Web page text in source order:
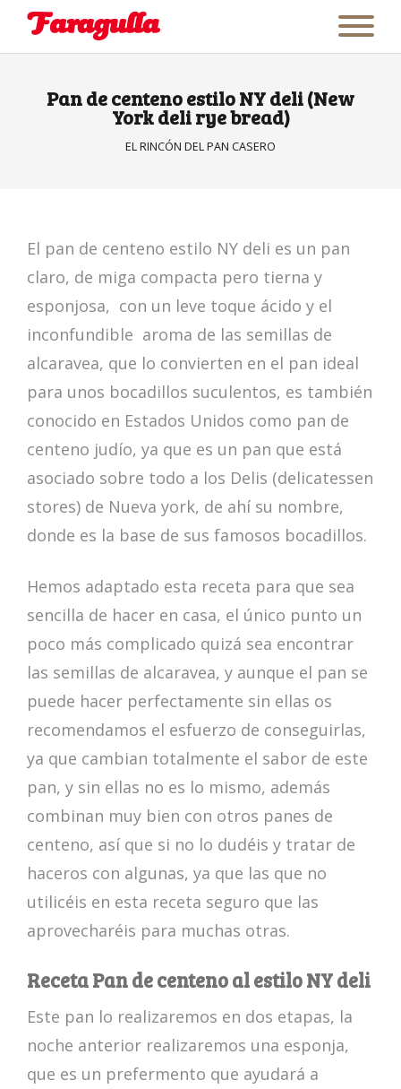
Pan de centeno estilo NY deli (New
York deli rye bread)
EL RINCÓN DEL PAN CASERO
El pan de centeno estilo NY deli es un pan
claro, de miga compacta pero tierna y
esponjosa, con un leve toque ácido y el
inconfundible aroma de las semillas de
alcaravea, que lo convierten en el pan ideal
para unos bocadillos suculentos, es también
conocido en Estados Unidos como pan de
centeno judío, ya que es un pan que está
asociado sobre todo a los Delis (delicatessen
stores) de Nueva york, de ahí su nombre,
donde es la base de sus famosos bocadillos.
Hemos adaptado esta receta para que sea
sencilla de hacer en casa, el único punto un
poco más complicado quizá sea encontrar
las semillas de alcaravea, y aunque el pan se
puede hacer perfectamente sin ellas os
recomendamos el esfuerzo de conseguirlas,
ya que cambian totalmente el sabor de este
pan, y sin ellas no es lo mismo, además
combinan muy bien con otros panes de
centeno, así que si no lo dudéis y tratar de
haceros con algunas, ya que las que no
utilicéis en esta receta seguro que las
aprovecharéis para muchas otras.
Receta Pan de centeno al estilo NY deli
Este pan lo realizaremos en dos etapas, la
noche anterior realizaremos una esponja,
que es un prefermento que ayudará a